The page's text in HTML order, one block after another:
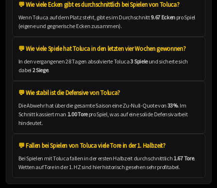
💬 Wie viele Ecken gibt es durchschnittlich bei Spielen von Toluca?
Wenn Toluca auf dem Platz steht, gibt es im Durchschnitt9.67 Ecken pro Spiel
(eigene und gegnerische Ecken zusammen).
💬 Wie viele Spiele hat Toluca in den letzten vier Wochen gewonnen?
In den vergangenen 28 Tagen absolvierte Toluca3 Spieleund sicherte sich
dabei 2 Siege.
💬 Wie stabil ist die Defensive von Toluca?
Die Abwehr hat über die gesamte Saison eine Zu-Null-Quote von 33%. Im
Schnitt kassiert man 1.00 Torepro Spiel, was auf eine solide Defensivarbeit
hindeutet.
💬 Fallen bei Spielen von Toluca viele Tore in der 1. Halbzeit?
Bei Spielen mit Toluca fallen in der ersten Halbzeit durchschnittlich 1.67 Tore.
Wetten auf Tore in der 1. HZ sind hier historisch gesehen sehr profitabel.